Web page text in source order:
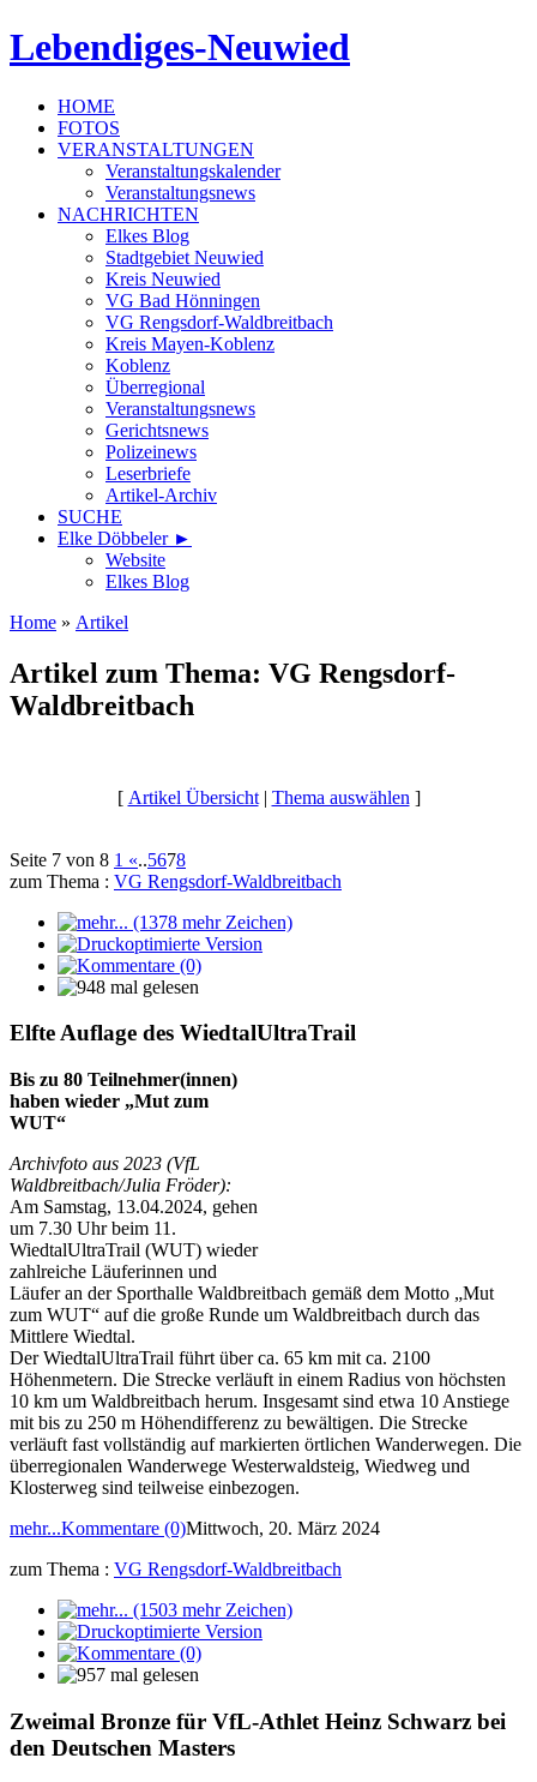
Lebendiges-Neuwied
HOME
FOTOS
VERANSTALTUNGEN
Veranstaltungskalender
Veranstaltungsnews
NACHRICHTEN
Elkes Blog
Stadtgebiet Neuwied
Kreis Neuwied
VG Bad Hönningen
VG Rengsdorf-Waldbreitbach
Kreis Mayen-Koblenz
Koblenz
Überregional
Veranstaltungsnews
Gerichtsnews
Polizeinews
Leserbriefe
Artikel-Archiv
SUCHE
Elke Döbbeler ►
Website
Elkes Blog
Home » Artikel
Artikel zum Thema: VG Rengsdorf-
Waldbreitbach
[ Artikel Übersicht| Thema auswählen ]
Seite 7 von 8 1 «..5678
zum Thema : VG Rengsdorf-Waldbreitbach
Elfte Auflage des WiedtalUltraTrail
Bis zu 80 Teilnehmer(innen)
haben wieder „Mut zum
WUT“
Archivfoto aus 2023 (VfL
Waldbreitbach/Julia Fröder):
Am Samstag, 13.04.2024, gehen
um 7.30 Uhr beim 11.
WiedtalUltraTrail (WUT) wieder
zahlreiche Läuferinnen und
Läufer an der Sporthalle Waldbreitbach gemäß dem Motto „Mut
zum WUT“ auf die große Runde um Waldbreitbach durch das
Mittlere Wiedtal.
Der WiedtalUltraTrail führt über ca. 65 km mit ca. 2100
Höhenmetern. Die Strecke verläuft in einem Radius von höchsten
10 km um Waldbreitbach herum. Insgesamt sind etwa 10 Anstiege
mit bis zu 250 m Höhendifferenz zu bewältigen. Die Strecke
verläuft fast vollständig auf markierten örtlichen Wanderwegen. Die
überregionalen Wanderwege Westerwaldsteig, Wiedweg und
Klosterweg sind teilweise einbezogen.
mehr...Kommentare (0)Mittwoch, 20. März 2024
zum Thema : VG Rengsdorf-Waldbreitbach
Zweimal Bronze für VfL-Athlet Heinz Schwarz bei
den Deutschen Masters